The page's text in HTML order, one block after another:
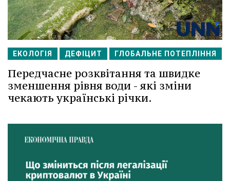
ЕКОЛОГІЯ ДЕФІЦИТ ГЛОБАЛЬНЕ ПОТЕПЛІННЯ
Передчасне розквітання та швидке
зменшення рівня води - які зміни
чекають українські річки.